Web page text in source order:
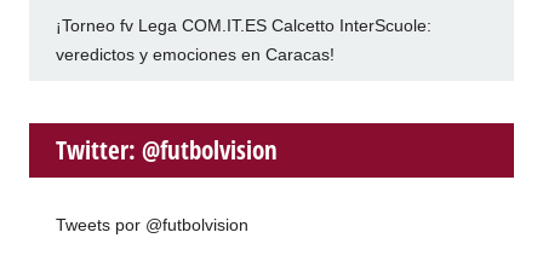
¡Torneo fv Lega COM.IT.ES Calcetto InterScuole:
veredictos y emociones en Caracas!
Twitter: @futbolvision
Tweets por @futbolvision